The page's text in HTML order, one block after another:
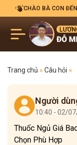
CHÀO BÀ CON
Trang chủ » Câu hỏi »
Người
10:40 - 02/
Thuốc Ngủ Giá
Chọn Phù Hợp